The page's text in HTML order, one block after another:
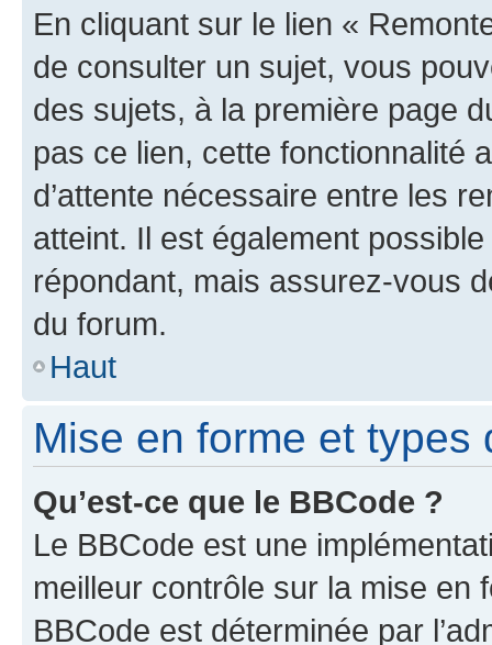
En cliquant sur le lien «
de consulter un sujet, vous
des sujets, à la première page
pas ce lien, cette fonctionnalité
d’attente nécessaire entre les
atteint. Il est également
répondant, mais assurez-vous
du forum.
Haut
Mise en forme et types
Qu’est-ce que le BBCode ?
Le BBCode est une
meilleur contrôle sur la mise en
BBCode est déterminée par